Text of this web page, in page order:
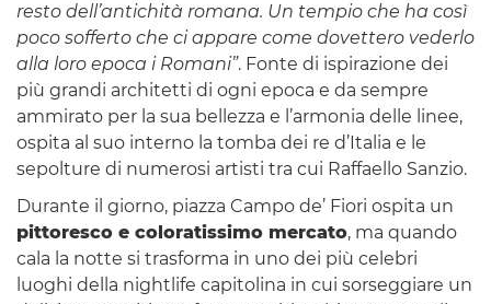
resto dell’antichità romana. Un tempio che ha così
poco sofferto che ci appare come dovettero vederlo
alla loro epoca i Romani”. Fonte di ispirazione dei
più grandi architetti di ogni epoca e da sempre
ammirato per la sua bellezza e l’armonia delle linee,
ospita al suo interno la tomba dei re d’Italia e le
sepolture di numerosi artisti tra cui Raffaello Sanzio.
Durante il giorno, piazza Campo de’ Fiori ospita un
pittoresco e coloratissimo mercato, ma quando
cala la notte si trasforma in uno dei più celebri
luoghi della nightlife capitolina in cui sorseggiare un